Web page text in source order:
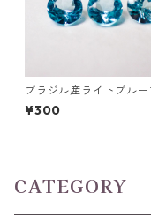
ブラジル産ライトブルー
タイト ラウンドカットル
直径3.5mm 前後
¥300
CATEGORY